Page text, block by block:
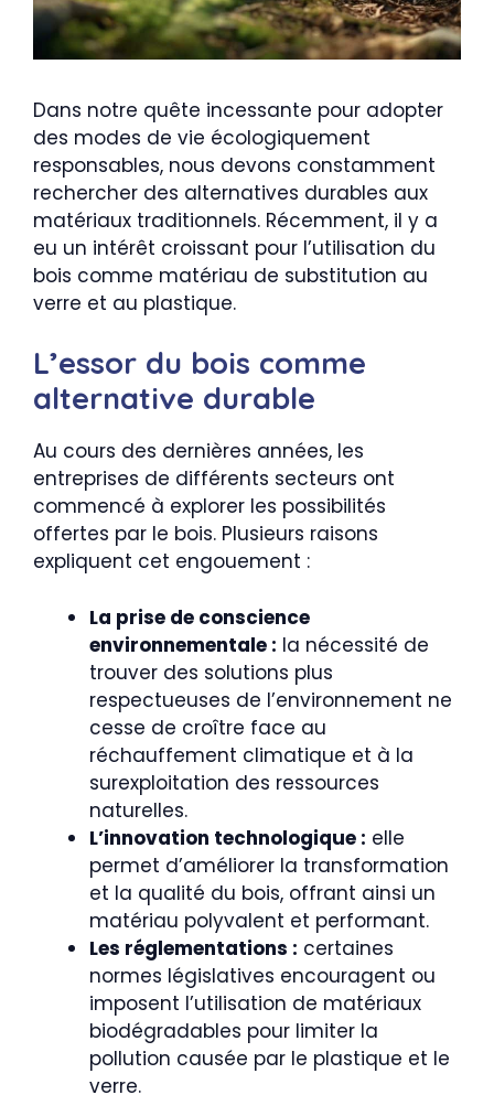
Dans notre quête incessante pour adopter
des modes de vie écologiquement
responsables, nous devons constamment
rechercher des alternatives durables aux
matériaux traditionnels. Récemment, il y a
eu un intérêt croissant pour l’utilisation du
bois comme matériau de substitution au
verre et au plastique.
L’essor du bois comme
alternative durable
Au cours des dernières années, les
entreprises de différents secteurs ont
commencé à explorer les possibilités
offertes par le bois. Plusieurs raisons
expliquent cet engouement :
La prise de conscience
environnementale : la nécessité de
trouver des solutions plus
respectueuses de l’environnement ne
cesse de croître face au
réchauffement climatique et à la
surexploitation des ressources
naturelles.
L’innovation technologique : elle
permet d’améliorer la transformation
et la qualité du bois, offrant ainsi un
matériau polyvalent et performant.
Les réglementations : certaines
normes législatives encouragent ou
imposent l’utilisation de matériaux
biodégradables pour limiter la
pollution causée par le plastique et le
verre.